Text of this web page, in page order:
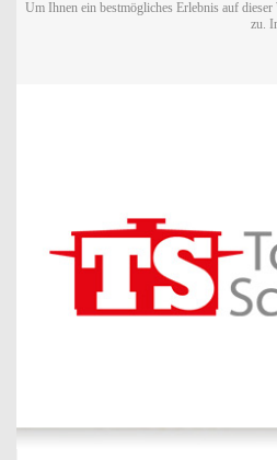
Um Ihnen ein bestmögliches Erlebnis auf
zu.